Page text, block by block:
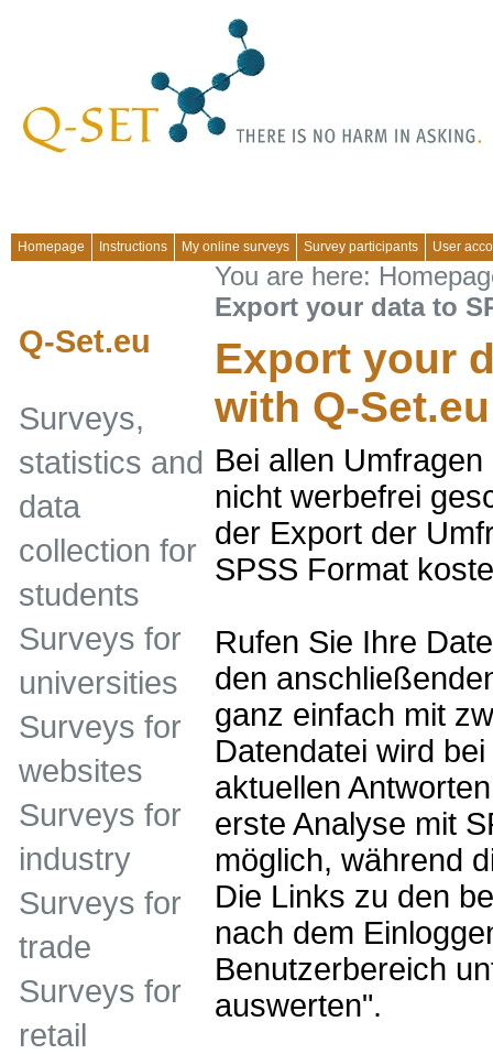
Homepage Instructions My online surveys Survey participants User
You are here:
Export your data to
Export your
with Q-Set.eu
Bei allen
nicht werbefrei
der Export der
SPSS Format
Rufen Sie Ihre
den
ganz einfach mit
Datendatei wird
aktuellen
erste Analyse mit
möglich, während
Die Links zu den
nach dem
Benutzerbereich
auswerten".
Q-Set.eu
Surveys,
statistics and
data
collection for
students
Surveys for
universities
Surveys for
websites
Surveys for
industry
Surveys for
trade
Surveys for
retail